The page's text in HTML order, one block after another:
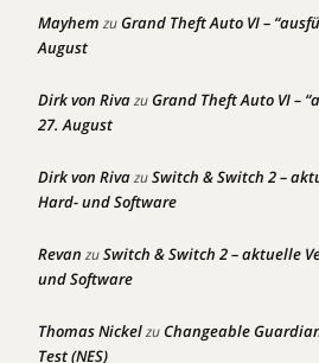
Mayhem zuGrand Theft Auto VI –
August
Dirk von RivazuGrand Theft Auto VI –
27. August
Dirk von RivazuSwitch & Switch 2 –
Hard- und Software
Revan zuSwitch & Switch 2 – aktuelle
und Software
Thomas NickelzuChangeable
Test (NES)